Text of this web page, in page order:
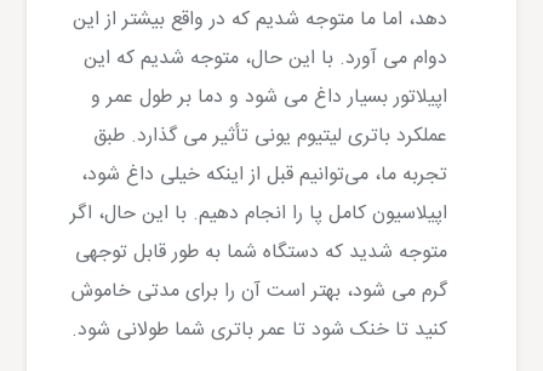
دهد، اما ما متوجه شدیم که در واقع بیشتر از این
دوام می آورد. با این حال، متوجه شدیم که این
اپیلاتور بسیار داغ می شود و دما بر طول عمر و
عملکرد باتری لیتیوم یونی تأثیر می گذارد. طبق
تجربه ما، می‌توانیم قبل از اینکه خیلی داغ شود،
اپیلاسیون کامل پا را انجام دهیم. با این حال، اگر
متوجه شدید که دستگاه شما به طور قابل توجهی
گرم می شود، بهتر است آن را برای مدتی خاموش
کنید تا خنک شود تا عمر باتری شما طولانی شود.